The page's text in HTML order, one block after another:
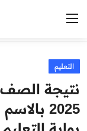
الرئيسية
اخبار مصر
العالم
التعليم
نتيجة الصف
2025